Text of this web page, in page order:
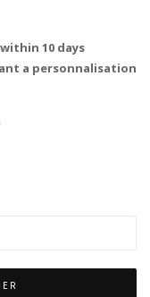
10 days
a personnalisation